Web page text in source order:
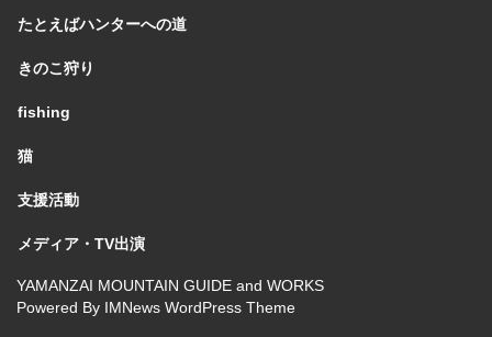
たとえばハンターへの道
きのこ狩り
fishing
猫
支援活動
メディア・TV出演
YAMANZAI MOUNTAIN GUIDE and WORKS
Powered By IMNews WordPress Theme